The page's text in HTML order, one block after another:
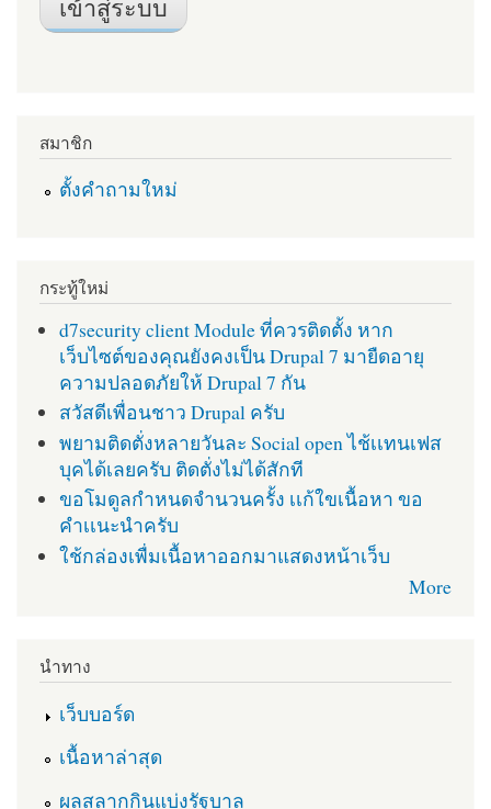
สมาชิก
ตั้งคำถามใหม่
กระทู้ใหม่
d7security client Module ที่ควรติดตั้ง หาก
เว็บไซต์ของคุณยังคงเป็น Drupal 7 มายืดอายุ
ความปลอดภัยให้ Drupal 7 กัน
สวัสดีเพื่อนชาว Drupal ครับ
พยามติดตั่งหลายวันละ Social open ไช้เเทนเฟส
บุคได้เลยครับ ติดตั่งไม่ได้สักที
ขอโมดูลกำหนดจำนวนครั้ง เเก้ใขเนื้อหา ขอ
คำเเนะนำครับ
ใช้กล่องเพื่มเนื้อหาออกมาแสดงหน้าเว็บ
More
นำทาง
เว็บบอร์ด
เนื้อหาล่าสุด
ผลสลากกินแบ่งรัฐบาล